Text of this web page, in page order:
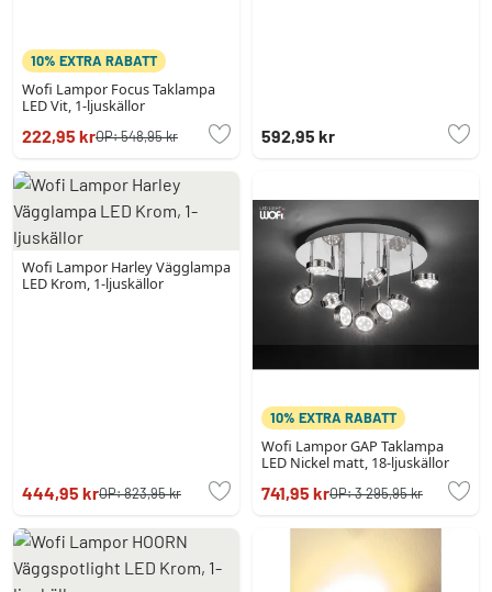
10% EXTRA RABATT
Wofi Lampor Focus Taklampa
LED Vit, 1-ljuskällor
222,95 krOP:548,95 kr 592,95 kr
Wofi Lampor Harley Vägglampa
LED Krom, 1-ljuskällor
444,95 krOP:823,95 kr
10% EXTRA RABATT
Wofi Lampor GAP Taklampa
LED Nickel matt, 18-ljuskällor
741,95 krOP:3 295,95 kr